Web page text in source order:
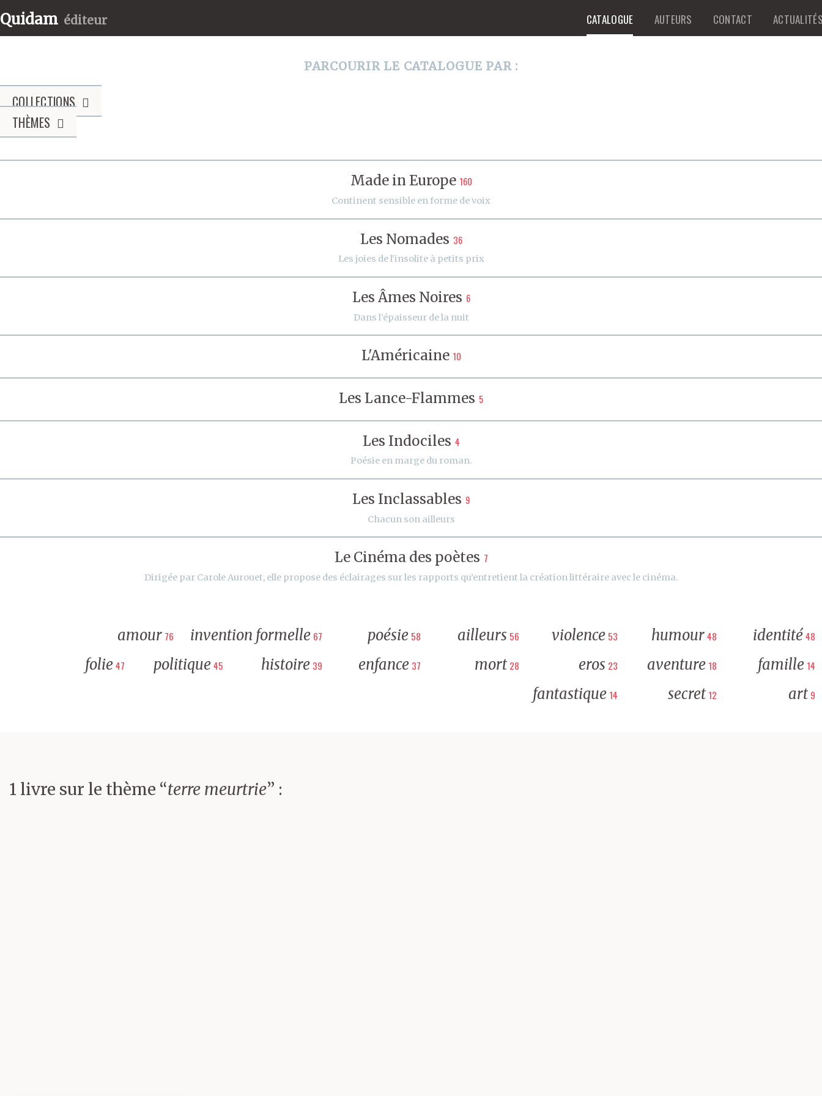
Quidam éditeur CATALOGUE AUTEURS CONTACT
PARCOURIR LE CATALOGUE PAR :
COLLECTIONS
THÈMES
Made in Europe 160
Continent sensible en forme de voix
Les Nomades 36
Les joies de l'insolite à petits prix
Les Âmes Noires 6
Dans l’épaisseur de la nuit
L'Américaine 10
Les Lance-Flammes 5
Les Indociles 4
Poésie en marge du roman.
Les Inclassables 9
Chacun son ailleurs
Le Cinéma des poètes 7
Dirigée par Carole Aurouet, elle propose des éclairages sur les rapports qu’entretient la création littéraire avec le cinéma.
amour 76 invention formelle 67 poésie 58 ailleurs 56 violence 53 humour48 identité48
folie47 politique 45 histoire 39 enfance 37 mort 28 eros 23 aventure 18 famille 14
fantastique 14 secret 12 art 9
1 livre sur le thème “terre meurtrie” :